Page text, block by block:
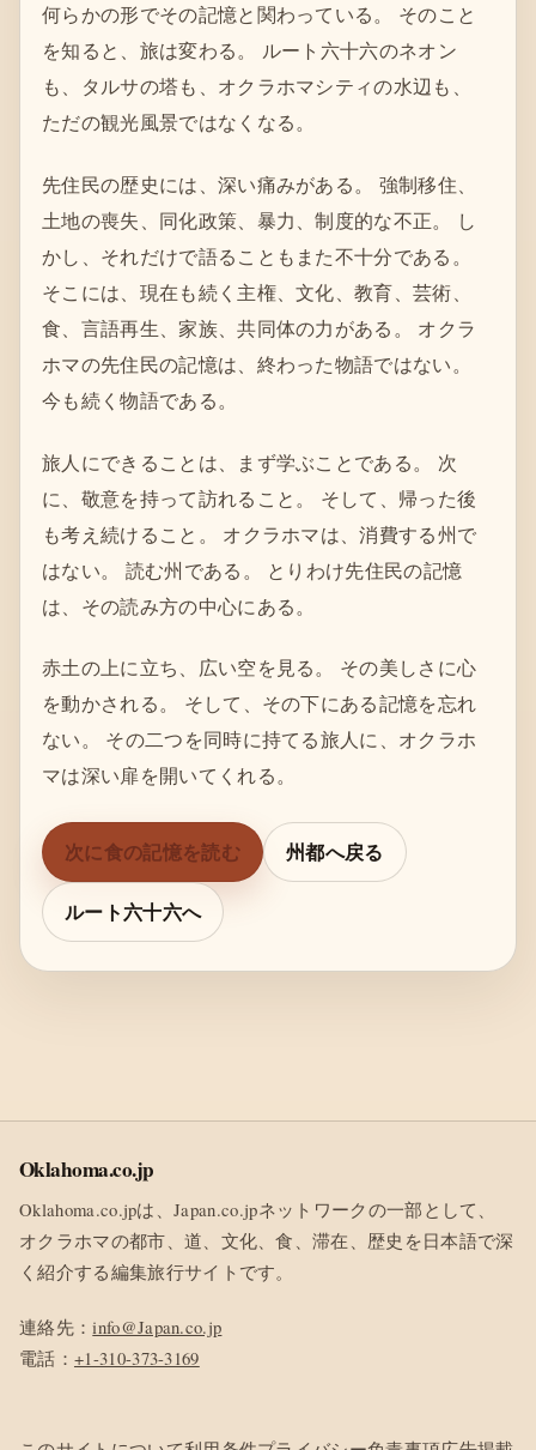
何らかの形でその記憶と関わっている。 そのこと
を知ると、旅は変わる。 ルート六十六のネオン
も、タルサの塔も、オクラホマシティの水辺も、
ただの観光風景ではなくなる。
先住民の歴史には、深い痛みがある。 強制移住、
土地の喪失、同化政策、暴力、制度的な不正。 し
かし、それだけで語ることもまた不十分である。
そこには、現在も続く主権、文化、教育、芸術、
食、言語再生、家族、共同体の力がある。 オクラ
ホマの先住民の記憶は、終わった物語ではない。
今も続く物語である。
旅人にできることは、まず学ぶことである。 次
に、敬意を持って訪れること。 そして、帰った後
も考え続けること。 オクラホマは、消費する州で
はない。 読む州である。 とりわけ先住民の記憶
は、その読み方の中心にある。
赤土の上に立ち、広い空を見る。 その美しさに心
を動かされる。 そして、その下にある記憶を忘れ
ない。 その二つを同時に持てる旅人に、オクラホ
マは深い扉を開いてくれる。
次に食の記憶を読む 州都へ戻る
ルート六十六へ
Oklahoma.co.jp
Oklahoma.co.jpは、Japan.co.jpネットワークの一部として、
オクラホマの都市、道、文化、食、滞在、歴史を日本語で深
く紹介する編集旅行サイトです。
連絡先：info@Japan.co.jp
電話： +1-310-373-3169